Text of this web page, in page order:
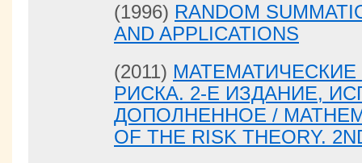
(1996) RANDOM
AND APPLICATIONS
(2011)
РИСКА. 2-Е ИЗДАНИЕ,
ДОПОЛНЕННОЕ /
OF THE RISK THEORY.